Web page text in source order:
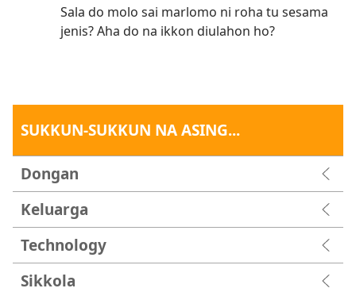
Sala do molo sai marlomo ni roha tu sesama
jenis? Aha do na ikkon diulahon ho?
SUKKUN-SUKKUN NA ASING...
Dongan
Keluarga
Technology
Sikkola